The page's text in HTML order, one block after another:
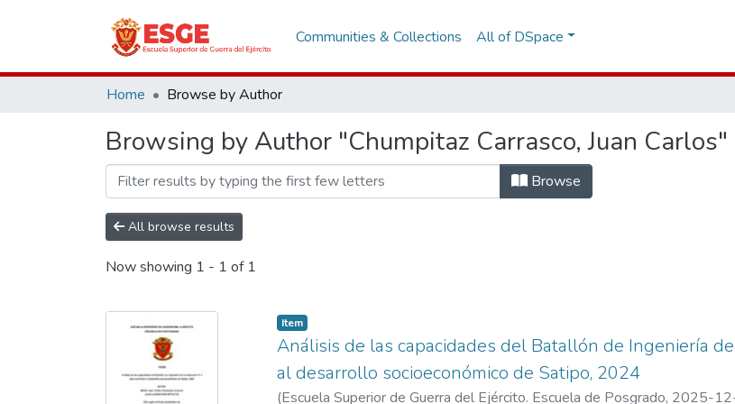
Communities & Collections All of DSpace
Home Browse by Author
Browsing by Author "Chumpitaz Carrasco, Juan Carlos"
Browse
All browse results
Now showing 1 - 1 of 1
Item
Análisis de las capacidades del Batallón de Ingeniería
al desarrollo socioeconómico de Satipo, 2024
(Escuela Superior de Guerra del Ejército. Escuela de Posgrado, 2025-